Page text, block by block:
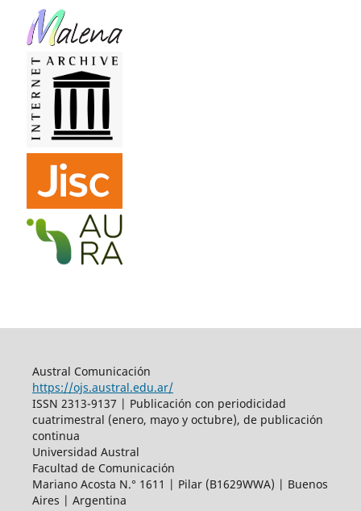
Austral Comunicación
https://ojs.austral.edu.ar/
ISSN 2313-9137 | Publicación con periodicidad
cuatrimestral (enero, mayo y octubre), de publicación
continua
Universidad Austral
Facultad de Comunicación
Mariano Acosta N.° 1611 | Pilar (B1629WWA) | Buenos
Aires | Argentina